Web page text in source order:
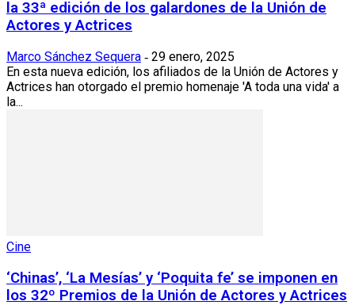
la 33ª edición de los galardones de la Unión de
Actores y Actrices
Marco Sánchez Sequera - 29 enero, 2025
En esta nueva edición, los afiliados de la Unión de Actores y
Actrices han otorgado el premio homenaje 'A toda una vida' a
la...
Cine
‘Chinas’, ‘La Mesías’ y ‘Poquita fe’ se imponen en
los 32º Premios de la Unión de Actores y Actrices